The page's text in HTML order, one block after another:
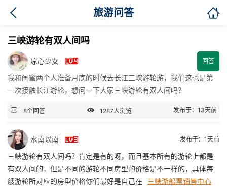
旅游问答 
三峡游轮有双人间吗
凉心少女  回答
我和闺蜜两个人准备月底的时候去长江三峡游轮游，我们这也是第
一次接触长江游轮，想问一下大家三峡游轮有双人间吗？
 8个回答  1287人浏览 发布于：13天前
水南以南  发布于：1天前
三峡游轮有双人间吗？肯定是有的呀，而且基本所有的游轮上都是
有双人间的，但是不同的游轮不同房型的价格是不一样的，具体每
艘游轮所对应的房型价格你们最好是自己在
三峡游船票销售中心